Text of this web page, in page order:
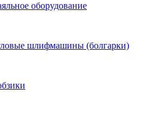
оборудование
шлифмашины (болгарки)